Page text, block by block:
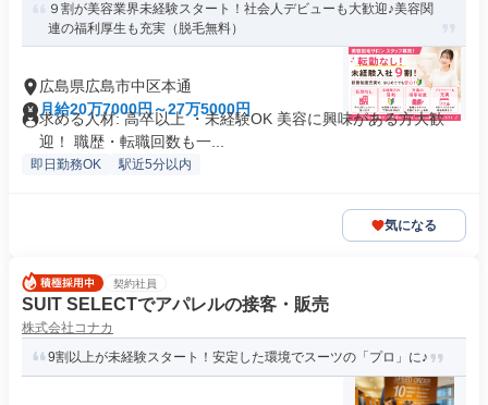
９割が美容業界未経験スタート！社会人デビューも大歓迎♪美容関
連の福利厚生も充実（脱毛無料）
広島県広島市中区本通
月給20万7000円～27万5000円
求める人材: 高卒以上 ・未経験OK 美容に興味がある方大歓
迎！ 職歴・転職回数も一...
即日勤務OK 駅近5分以内
気になる
契約社員
SUIT SELECTでアパレルの接客・販売
株式会社コナカ
9割以上が未経験スタート！安定した環境でスーツの「プロ」に♪